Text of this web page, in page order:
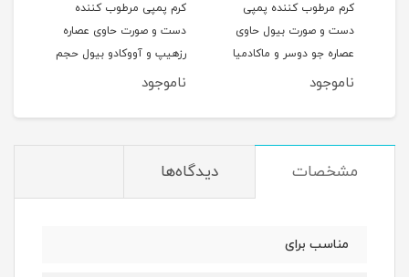
کرم مرطوب کننده پمپی
دست و صورت بیول حاوی
عصاره جو دوسر و ماکادمیا
حجم 250 میل
ناموجود
کرم پمپی مرطوب کننده
دست و صورت حاوی عصاره
رزهیپ و آووکادو بیول حجم
250 میل
ناموجود
مشخصات دیدگاه‌ها
مناسب برای